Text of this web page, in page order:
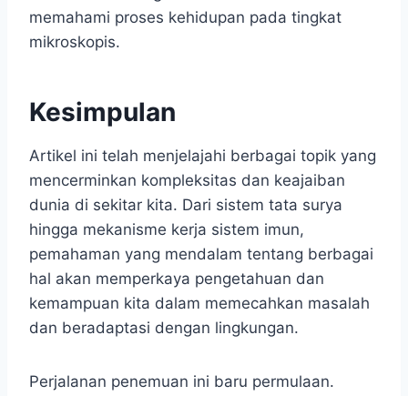
memahami proses kehidupan pada tingkat
mikroskopis.
Kesimpulan
Artikel ini telah menjelajahi berbagai topik yang
mencerminkan kompleksitas dan keajaiban
dunia di sekitar kita. Dari sistem tata surya
hingga mekanisme kerja sistem imun,
pemahaman yang mendalam tentang berbagai
hal akan memperkaya pengetahuan dan
kemampuan kita dalam memecahkan masalah
dan beradaptasi dengan lingkungan.
Perjalanan penemuan ini baru permulaan.